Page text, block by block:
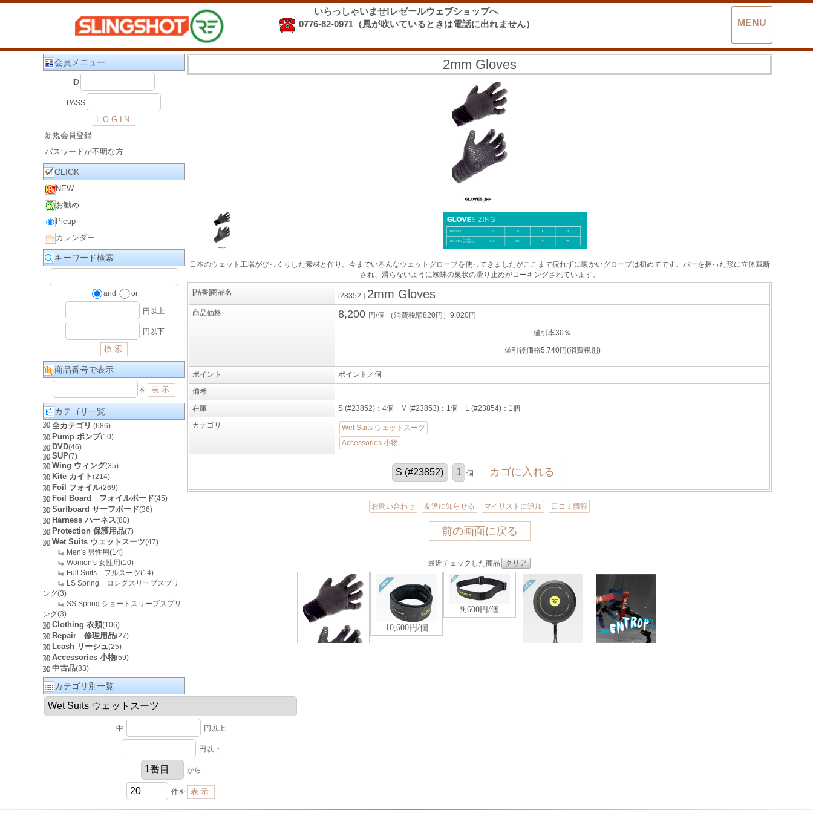
いらっしゃいませ!レゼールウェブショップへ
0776-82-0971（風が吹いているときは電話に出れません）
MENU
会員メニュー
ID
PASS
新規会員登録
パスワードが不明な方
CLICK
NEW
お勧め
Picup
カレンダー
キーワード検索
and or
円以上
円以下
商品番号で表示
を
カテゴリ一覧
全カテゴリ (686)
Pump ポンプ(10)
DVD(46)
SUP(7)
Wing ウィング(35)
Kite カイト(214)
Foil フォイル(269)
Foil Board フォイルボード(45)
Surfboard サーフボード(36)
Harness ハーネス(80)
Protection 保護用品(7)
Wet Suits ウェットスーツ(47)
Men's 男性用(14)
Women's 女性用(10)
Full Suits フルスーツ(14)
LS Spring ロングスリーブスプリ
ング(3)
SS Spring ショートスリーブスプリ
ング(3)
Clothing 衣類(106)
Repair 修理用品(27)
Leash リーシュ(25)
Accessories 小物(59)
中古品(33)
カテゴリ別一覧
中 円以上
円以下
から
件を
2mm Gloves
日本のウェット工場がびっくりした素材と作り。今までいろんなウェットグローブを使ってきましたがここまで疲れずに暖かいグローブは初めてです。バーを握った形に立体裁断
され、滑らないように蜘蛛の巣状の滑り止めがコーキングされています。
[品番]商品名 [28352-] 2mm Gloves
商品価格 8,200 円/個 （消費税額820円）9,020円
値引率30％
値引後価格5,740円(消費税別)
ポイント
ポイント／個
備考
在庫
S (#23852)：4個 M (#23853)：1個 L (#23854)：1個
カテゴリ
Wet Suits ウェットスーツ
Accessories 小物
個
お問い合わせ 友達に知らせる マイリストに追加 口コミ情報
前の画面に戻る
最近チェックした商品 クリア